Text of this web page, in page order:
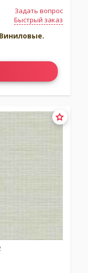
Задать вопрос
Быстрый заказ